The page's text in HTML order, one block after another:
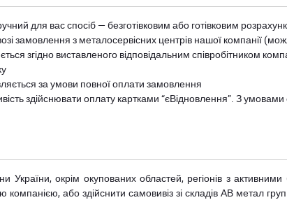
для вас спосіб — безготівковим або готівковим
замовлення з металосервісних центрів нашої компанії
згідно виставленого відповідальним співробітником
за умови повної оплати замовлення
здійснювати оплату картками “єВідновлення”. З
України, окрім окупованих областей, регіонів з
або здійснити самовивіз зі складів АВ метал